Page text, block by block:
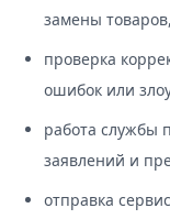
замены
проверка
ошибок или
работа службы
заявлений и
отправка